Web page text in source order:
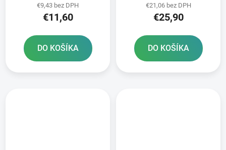
republika
€9,43 bez DPH
€11,60
DO KOŠÍKA
€21,06 bez DPH
€25,90
DO KOŠÍKA